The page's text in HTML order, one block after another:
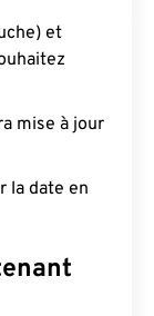
et
mise à jour
la date en